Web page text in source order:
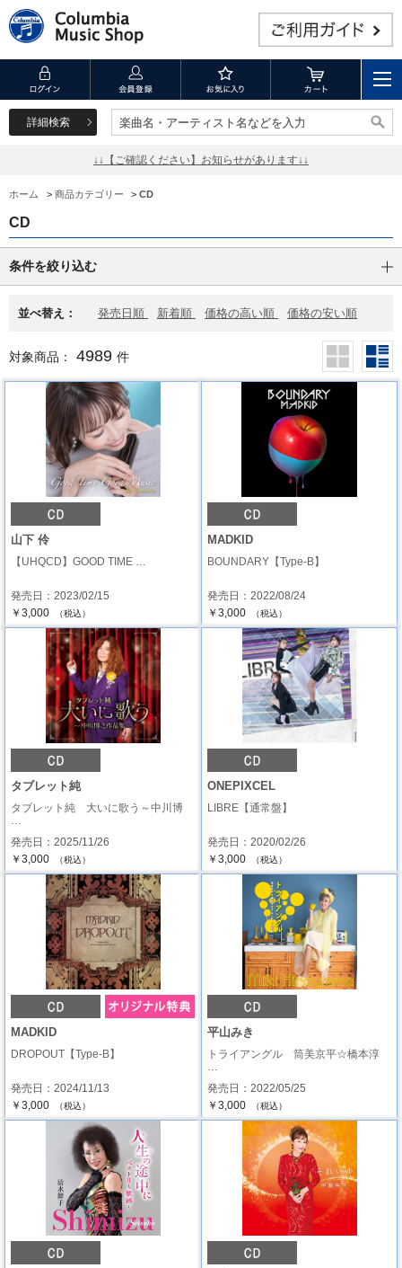
詳細検索 楽曲名・アーティスト名などを入力
楽曲名・アーティスト名などを入力
↓↓【ご確認ください】お知らせがあります↓↓
ホーム > 商品カテゴリー > CD
CD
条件を絞り込む
並べ替え： 発売日順 新着順 価格の高い順 価格の安い順
対象商品： 4989 件
山下 伶
【UHQCD】GOOD TIME …
発売日：2023/02/15
￥3,000
（税込）
MADKID
BOUNDARY【Type-B】
発売日：2022/08/24
￥3,000
（税込）
タブレット純
タブレット純 大いに歌う～中川博
…
発売日：2025/11/26
￥3,000
（税込）
ONEPIXCEL
LIBRE【通常盤】
発売日：2020/02/26
￥3,000
（税込）
MADKID
DROPOUT【Type-B】
発売日：2024/11/13
￥3,000
（税込）
平山みき
トライアングル 筒美京平☆橋本淳
…
発売日：2022/05/25
￥3,000
（税込）